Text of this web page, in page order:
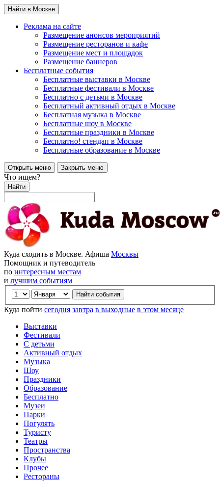
Найти в Москве
Реклама на сайте
Размещение анонсов мероприятий
Размещение ресторанов и кафе
Размещение мест и площадок
Размещение баннеров
Бесплатные события
Бесплатные выставки в Москве
Бесплатные фестивали в Москве
Бесплатно с детьми в Москве
Бесплатный активный отдых в Москве
Бесплатная музыка в Москве
Бесплатные шоу в Москве
Бесплатные праздники в Москве
Бесплатно! стендап в Москве
Бесплатные образование в Москве
Открыть меню Закрыть меню
Что ищем?
Найти
Куда сходить в Москве. Афиша Москвы
Помощник и путеводитель
по интересным местам
и лучшим событиям
Куда пойти сегодня завтра в выходные в этом месяце
Выставки
Фестивали
С детьми
Активный отдых
Музыка
Шоу
Праздники
Образование
Бесплатно
Музеи
Парки
Погулять
Туристу
Театры
Пространства
Клубы
Прочее
Рестораны